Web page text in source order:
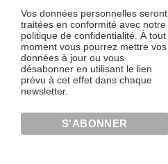
Vos données personnelles seront
traitées en conformité avec notre
politique de confidentialité. À tout
moment vous pourrez mettre vos
données à jour ou vous
désabonner en utilisant le lien
prévu à cet effet dans chaque
newsletter.